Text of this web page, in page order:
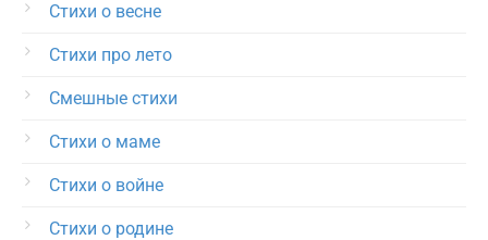
Стихи о весне
Стихи про лето
Смешные стихи
Стихи о маме
Стихи о войне
Стихи о родине